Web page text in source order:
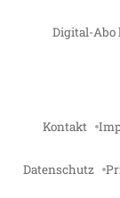
Digital-Abo
Kontakt
Datenschutz